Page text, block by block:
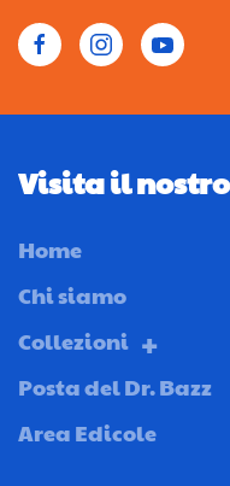
Visita il
Home
Chi siamo
Collezioni
Posta del Dr. Bazz
Area Edicole